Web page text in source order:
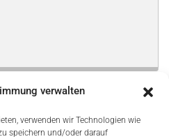
verwalten
verwenden wir Technologien wie
speichern und/oder darauf